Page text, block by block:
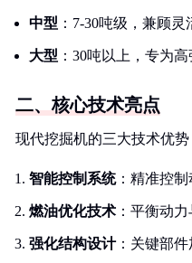
中型 ：7-30吨级，兼顾
大型 ：30吨以上，专为
二、核心技术亮点
现代挖掘机的三大技术优势
智能控制系统：精准控
燃油优化技术 ：平衡动
强化结构设计：关键部